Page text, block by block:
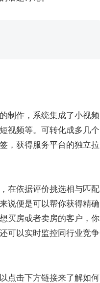
制作，系统集成了小视频
视频等。可转化成多几个
，获得服务平台的独立拉
在依据评价挑选相与匹配
说便是可以帮你获得精确
买房或者卖房的客户，你
可以实时监控同行业竞争
点击下方链接来了解如何